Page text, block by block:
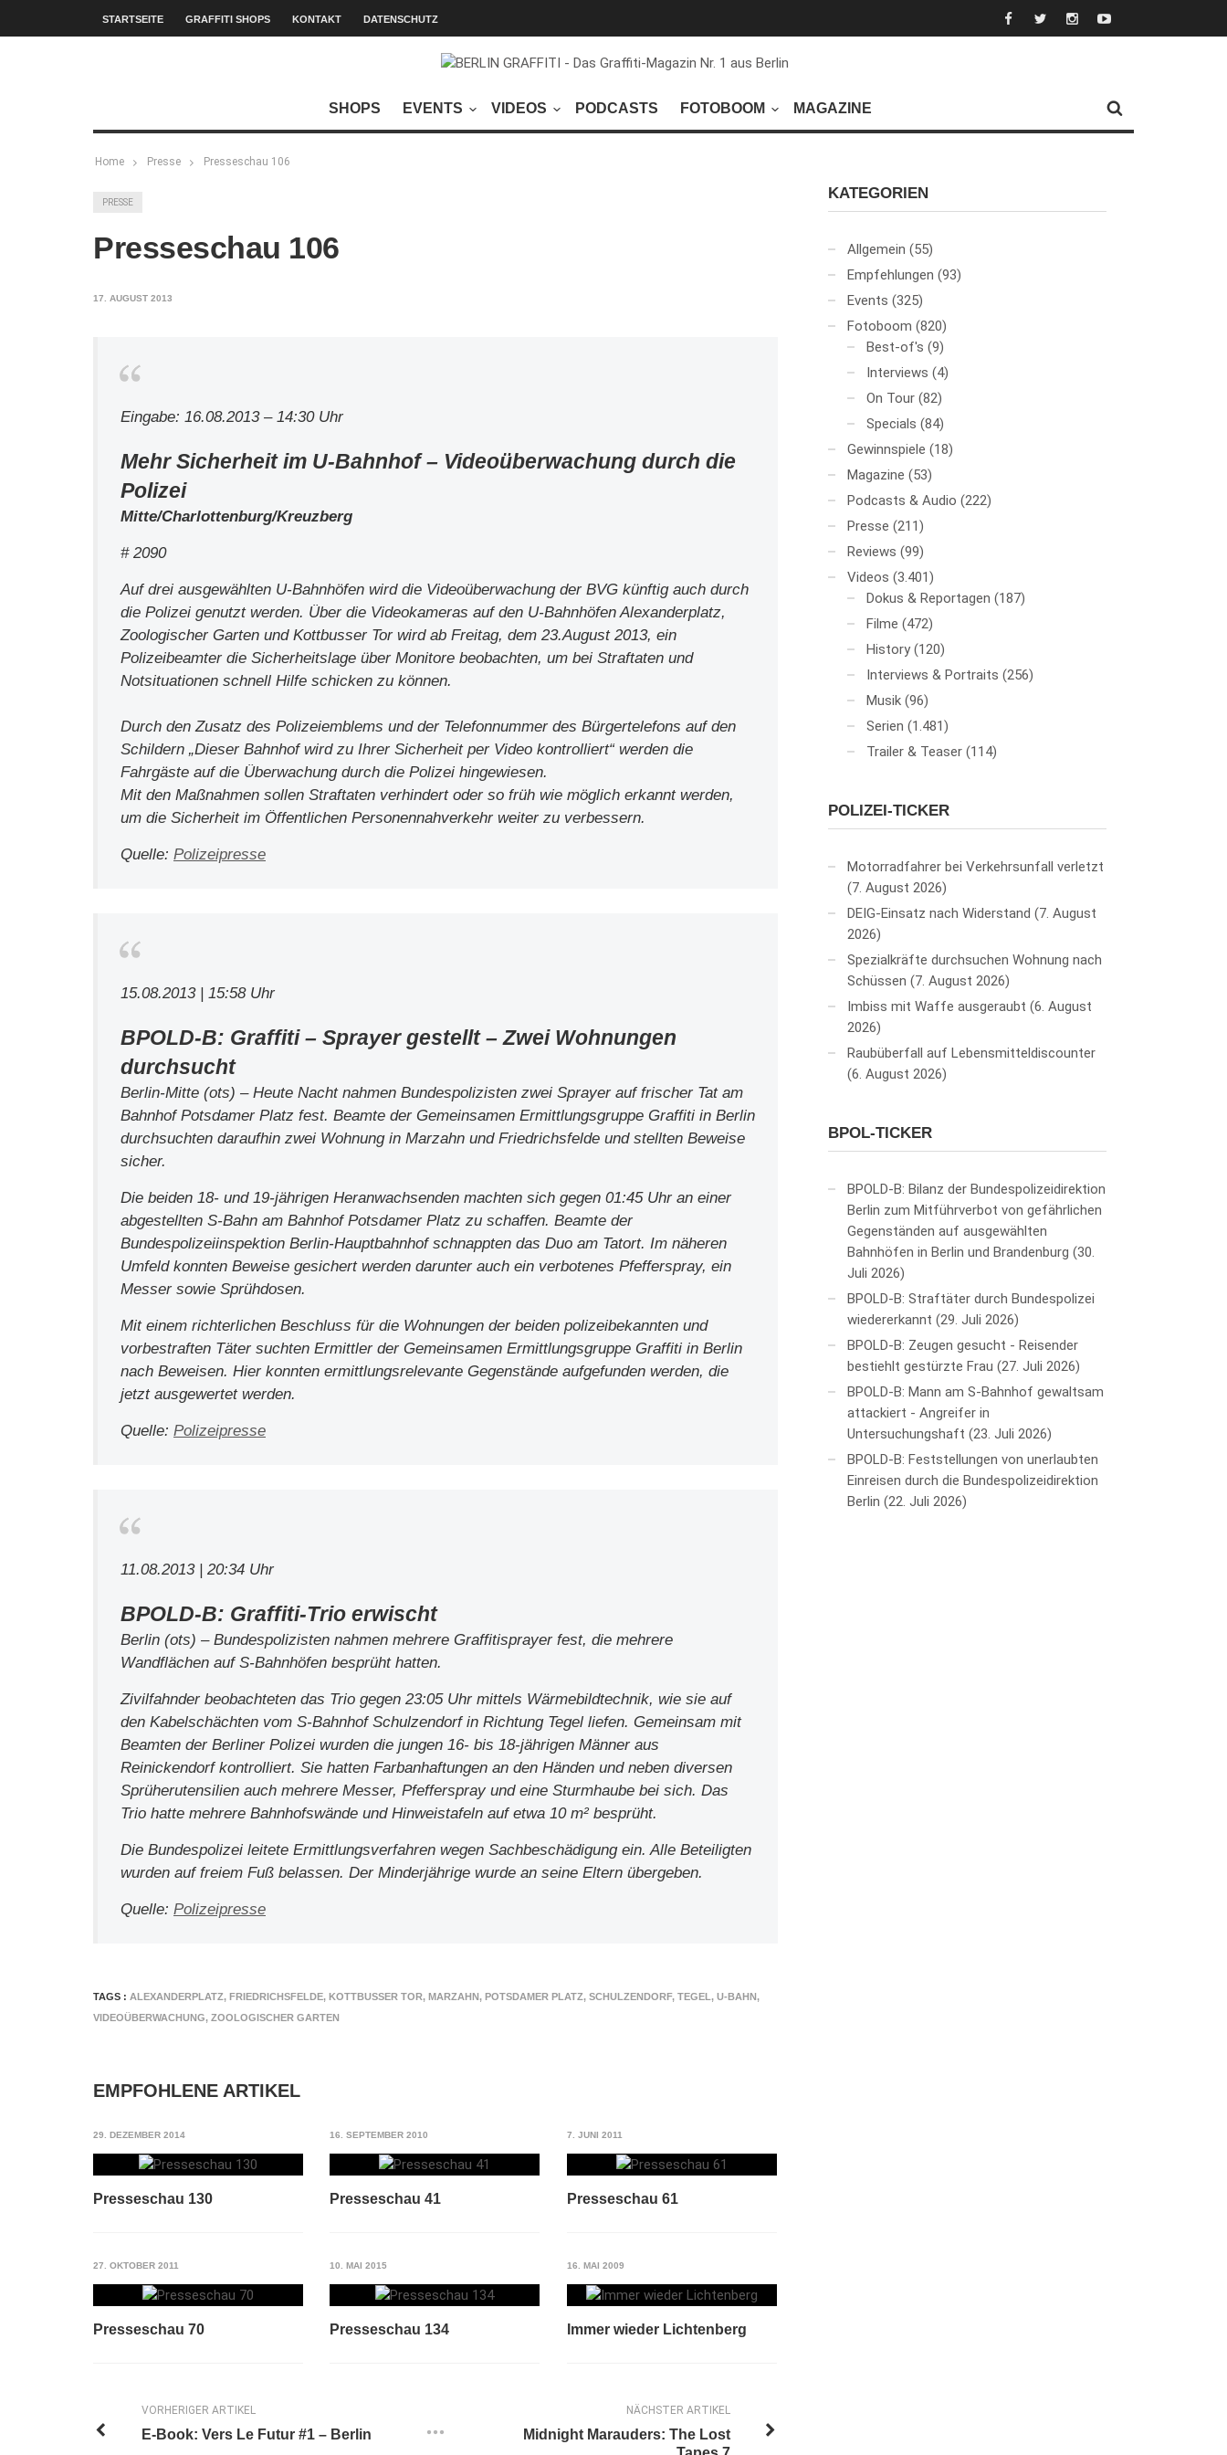
STARTSEITE GRAFFITI SHOPS KONTAKT DATENSCHUTZ
SHOPS EVENTS VIDEOS PODCASTS FOTOBOOM MAGAZINE
Home Presse Presseschau 106
PRESSE
Presseschau 106
17. AUGUST 2013
Eingabe: 16.08.2013 – 14:30 Uhr
Mehr Sicherheit im U-Bahnhof – Videoüberwachung durch die
Polizei
Mitte/Charlottenburg/Kreuzberg
# 2090
Auf drei ausgewählten U-Bahnhöfen wird die Videoüberwachung der BVG künftig auch durch
die Polizei genutzt werden. Über die Videokameras auf den U-Bahnhöfen Alexanderplatz,
Zoologischer Garten und Kottbusser Tor wird ab Freitag, dem 23.August 2013, ein
Polizeibeamter die Sicherheitslage über Monitore beobachten, um bei Straftaten und
Notsituationen schnell Hilfe schicken zu können.
Durch den Zusatz des Polizeiemblems und der Telefonnummer des Bürgertelefons auf den
Schildern „Dieser Bahnhof wird zu Ihrer Sicherheit per Video kontrolliert“ werden die
Fahrgäste auf die Überwachung durch die Polizei hingewiesen.
Mit den Maßnahmen sollen Straftaten verhindert oder so früh wie möglich erkannt werden,
um die Sicherheit im Öffentlichen Personennahverkehr weiter zu verbessern.
Quelle: Polizeipresse
15.08.2013 | 15:58 Uhr
BPOLD-B: Graffiti – Sprayer gestellt – Zwei Wohnungen
durchsucht
Berlin-Mitte (ots) – Heute Nacht nahmen Bundespolizisten zwei Sprayer auf frischer Tat am
Bahnhof Potsdamer Platz fest. Beamte der Gemeinsamen Ermittlungsgruppe Graffiti in Berlin
durchsuchten daraufhin zwei Wohnung in Marzahn und Friedrichsfelde und stellten Beweise
sicher.
Die beiden 18- und 19-jährigen Heranwachsenden machten sich gegen 01:45 Uhr an einer
abgestellten S-Bahn am Bahnhof Potsdamer Platz zu schaffen. Beamte der
Bundespolizeiinspektion Berlin-Hauptbahnhof schnappten das Duo am Tatort. Im näheren
Umfeld konnten Beweise gesichert werden darunter auch ein verbotenes Pfefferspray, ein
Messer sowie Sprühdosen.
Mit einem richterlichen Beschluss für die Wohnungen der beiden polizeibekannten und
vorbestraften Täter suchten Ermittler der Gemeinsamen Ermittlungsgruppe Graffiti in Berlin
nach Beweisen. Hier konnten ermittlungsrelevante Gegenstände aufgefunden werden, die
jetzt ausgewertet werden.
Quelle: Polizeipresse
11.08.2013 | 20:34 Uhr
BPOLD-B: Graffiti-Trio erwischt
Berlin (ots) – Bundespolizisten nahmen mehrere Graffitisprayer fest, die mehrere
Wandflächen auf S-Bahnhöfen besprüht hatten.
Zivilfahnder beobachteten das Trio gegen 23:05 Uhr mittels Wärmebildtechnik, wie sie auf
den Kabelschächten vom S-Bahnhof Schulzendorf in Richtung Tegel liefen. Gemeinsam mit
Beamten der Berliner Polizei wurden die jungen 16- bis 18-jährigen Männer aus
Reinickendorf kontrolliert. Sie hatten Farbanhaftungen an den Händen und neben diversen
Sprüherutensilien auch mehrere Messer, Pfefferspray und eine Sturmhaube bei sich. Das
Trio hatte mehrere Bahnhofswände und Hinweistafeln auf etwa 10 m² besprüht.
Die Bundespolizei leitete Ermittlungsverfahren wegen Sachbeschädigung ein. Alle Beteiligten
wurden auf freiem Fuß belassen. Der Minderjährige wurde an seine Eltern übergeben.
Quelle: Polizeipresse
TAGS : ALEXANDERPLATZ, FRIEDRICHSFELDE, KOTTBUSSER TOR, MARZAHN, POTSDAMER PLATZ, SCHULZENDORF, TEGEL , U-BAHN,
VIDEOÜBERWACHUNG, ZOOLOGISCHER GARTEN
EMPFOHLENE ARTIKEL
29. DEZEMBER 2014
Presseschau 130
16. SEPTEMBER 2010
Presseschau 41
7. JUNI 2011
Presseschau 61
27. OKTOBER 2011
Presseschau 70
10. MAI 2015
Presseschau 134
16. MAI 2009
Immer wieder Lichtenberg
NÄCHSTER ARTIKEL
Midnight Marauders: The Lost
VORHERIGER ARTIKEL
E-Book: Vers Le Futur #1 – Berlin
KATEGORIEN
Allgemein (55)
Empfehlungen (93)
Events (325)
Fotoboom (820)
Best-of's (9)
Interviews (4)
On Tour (82)
Specials (84)
Gewinnspiele (18)
Magazine (53)
Podcasts & Audio (222)
Presse (211)
Reviews (99)
Videos (3.401)
Dokus & Reportagen (187)
Filme (472)
History (120)
Interviews & Portraits (256)
Musik (96)
Serien (1.481)
Trailer & Teaser (114)
POLIZEI-TICKER
Motorradfahrer bei Verkehrsunfall verletzt
7. August 2026
DEIG-Einsatz nach Widerstand
7. August
2026
Spezialkräfte durchsuchen Wohnung nach
Schüssen
7. August 2026
Imbiss mit Waffe ausgeraubt 6. August
2026
Raubüberfall auf Lebensmitteldiscounter
6. August 2026
BPOL-TICKER
BPOLD-B: Bilanz der Bundespolizeidirektion
Berlin zum Mitführverbot von gefährlichen
Gegenständen auf ausgewählten
Bahnhöfen in Berlin und Brandenburg 30.
Juli 2026
BPOLD-B: Straftäter durch Bundespolizei
wiedererkannt 29. Juli 2026
BPOLD-B: Zeugen gesucht - Reisender
bestiehlt gestürzte Frau 27. Juli 2026
BPOLD-B: Mann am S-Bahnhof gewaltsam
attackiert - Angreifer in
Untersuchungshaft 23. Juli 2026
BPOLD-B: Feststellungen von unerlaubten
Einreisen durch die Bundespolizeidirektion
Berlin 22. Juli 2026